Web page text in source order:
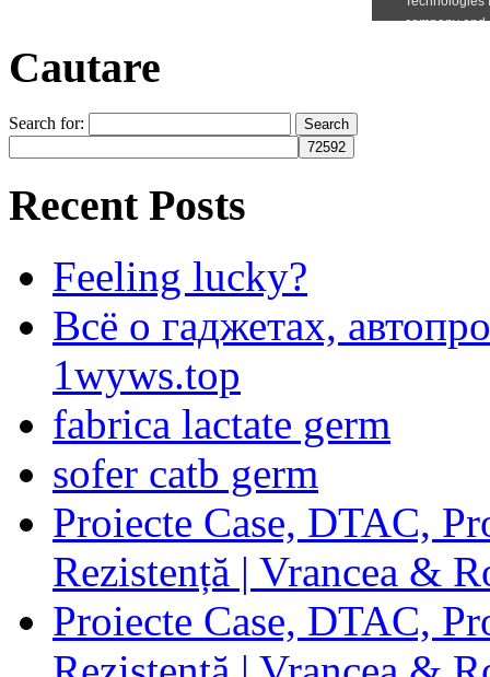
Cautare
Search for:
Recent Posts
Feeling lucky?
Всё о гаджетах,
1wyws.top
fabrica lactate germ
sofer catb germ
Proiecte Case, DTAC,
Rezistență | Vrancea &
Proiecte Case, DTAC,